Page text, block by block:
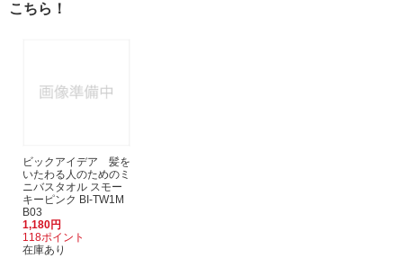
こちら！
ビックアイデア 髪を
いたわる人のためのミ
ニバスタオル スモー
キーピンク BI-TW1M
B03
1,180円
118ポイント
在庫あり